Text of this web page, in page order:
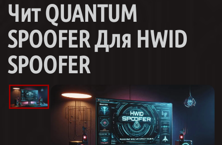
Чит QUANTUM
SPOOFER Для HWID
SPOOFER